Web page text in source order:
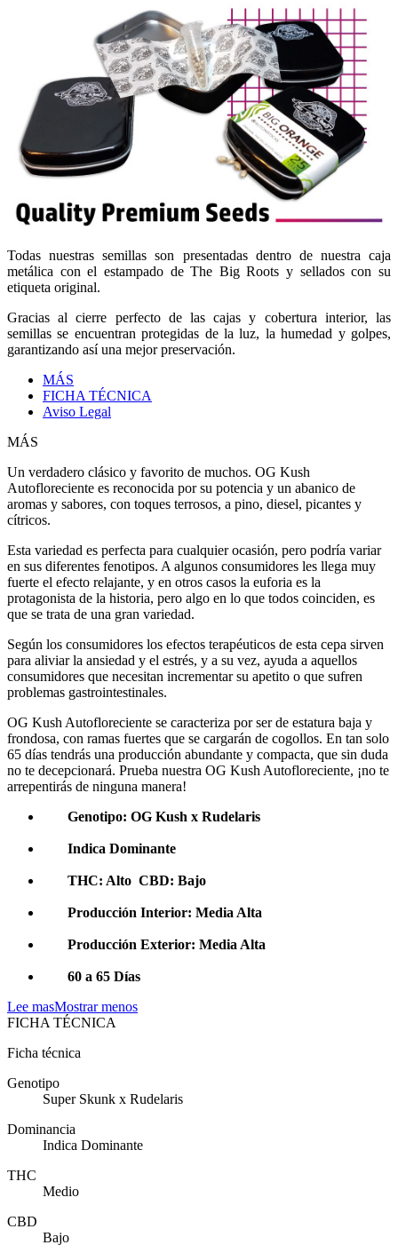
Todas nuestras semillas son presentadas dentro de nuestra caja
metálica con el estampado de The Big Roots y sellados con su
etiqueta original.
Gracias al cierre perfecto de las cajas y cobertura interior, las
semillas se encuentran protegidas de la luz, la humedad y golpes,
garantizando así una mejor preservación.
MÁS
FICHA TÉCNICA
Aviso Legal
MÁS
Un verdadero clásico y favorito de muchos. OG Kush
Autofloreciente es reconocida por su potencia y un abanico de
aromas y sabores, con toques terrosos, a pino, diesel, picantes y
cítricos.
Esta variedad es perfecta para cualquier ocasión, pero podría variar
en sus diferentes fenotipos. A algunos consumidores les llega muy
fuerte el efecto relajante, y en otros casos la euforia es la
protagonista de la historia, pero algo en lo que todos coinciden, es
que se trata de una gran variedad.
Según los consumidores los efectos terapéuticos de esta cepa sirven
para aliviar la ansiedad y el estrés, y a su vez, ayuda a aquellos
consumidores que necesitan incrementar su apetito o que sufren
problemas gastrointestinales.
OG Kush Autofloreciente se caracteriza por ser de estatura baja y
frondosa, con ramas fuertes que se cargarán de cogollos. En tan solo
65 días tendrás una producción abundante y compacta, que sin duda
no te decepcionará. Prueba nuestra OG Kush Autofloreciente, ¡no te
arrepentirás de ninguna manera!
Genotipo: OG Kush x Rudelaris
Indica Dominante
THC: Alto CBD: Bajo
Producción Interior: Media Alta
Producción Exterior: Media Alta
60 a 65 Días
Lee masMostrar menos
FICHA TÉCNICA
Ficha técnica
Genotipo
Super Skunk x Rudelaris
Dominancia
Indica Dominante
THC
Medio
CBD
Bajo